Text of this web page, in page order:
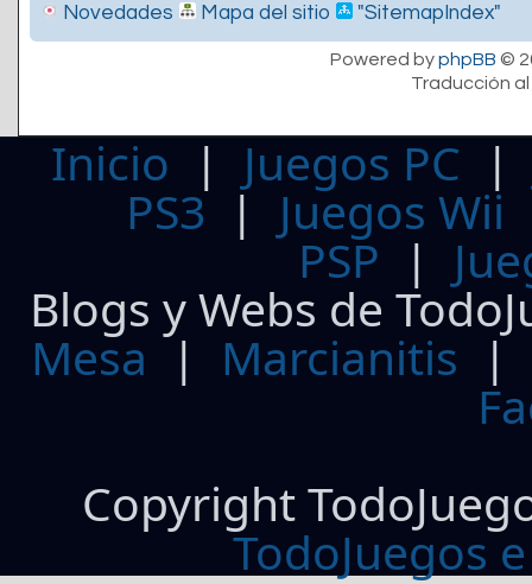
Novedades Mapa del sitio "SitemapIndex"
Powered byphpBB ©
Traducción
Inicio | Juegos PC
PS3| Juegos Wii
PSP |
Blogs y Webs de
Mesa | Marcianitis |
Copyright
TodoJuegos